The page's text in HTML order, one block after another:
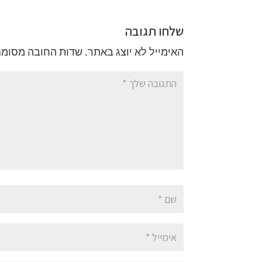
שלחו תגובה
האימייל לא יוצג באתר. שדות החובה